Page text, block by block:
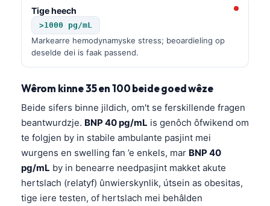
Tige heech
>1000 pg/mL
Markearre hemodynamyske stress; beoardieling op
deselde dei is faak passend.
Wêrom kinne 35 en 100 beide goed wêze
Beide sifers binne jildich, om't se ferskillende fragen
beantwurdzje. BNP 40 pg/mL is genôch ôfwikend om
te folgjen by in stabile ambulante pasjint mei
wurgens en swelling fan ’e enkels, mar BNP 40
pg/mL by in benearre needpasjint makket akute
hertslach (relatyf) ûnwierskynlik, útsein as obesitas,
tige iere testen, of hertslach mei behâlden